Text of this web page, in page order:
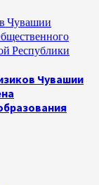
Чувашии
Республики
Чувашии